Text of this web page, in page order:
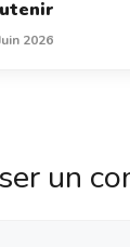
2026
un